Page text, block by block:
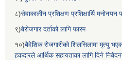
८)सेवाकालीन प्रशिक्षण प्रशिक्षार्थि मनोनयन
९)बेरोजगार दर्ताको लागि फारम
१०)बैदेशिक रोजगारीको शिलसिलामा मृत्यु
हकदारले आर्थिक सहायताका लागि दिने